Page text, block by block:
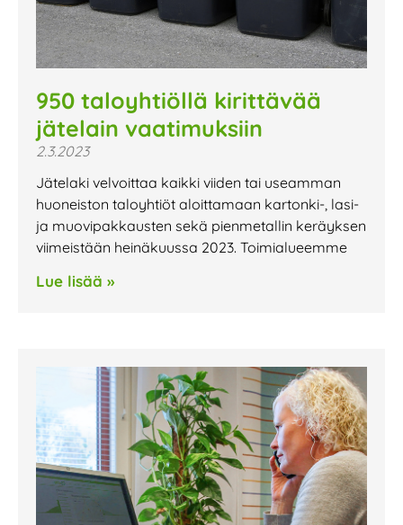
950 taloyhtiöllä kirittävää
jätelain vaatimuksiin
2.3.2023
Jätelaki velvoittaa kaikki viiden tai useamman
huoneiston taloyhtiöt aloittamaan kartonki-, lasi-
ja muovipakkausten sekä pienmetallin keräyksen
viimeistään heinäkuussa 2023. Toimialueemme
Lue lisää »